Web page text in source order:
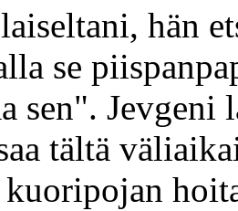
hän
se
sen". Jevgeni
tältä